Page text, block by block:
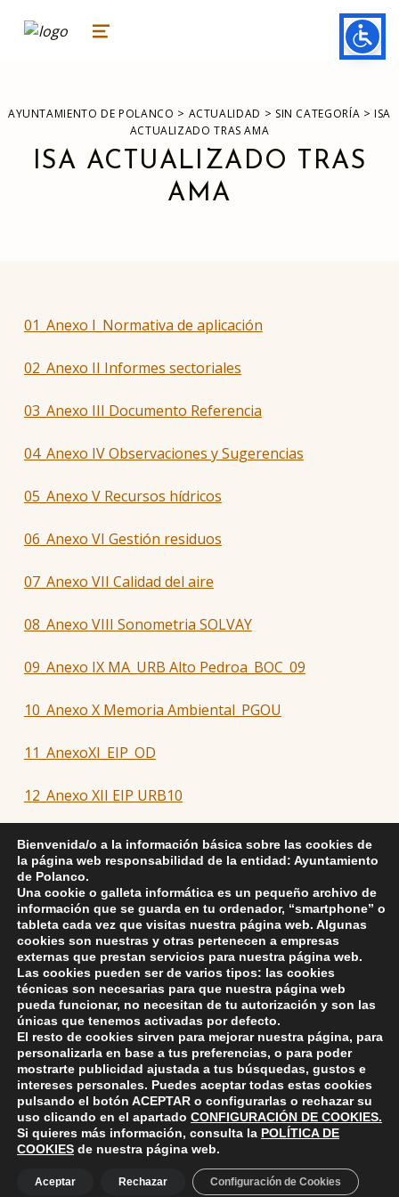
ayuntamiento de polanco
AYUNTAMIENTO DE POLANCO MENU
AYUNTAMIENTO DE POLANCO > ACTUALIDAD > SIN CATEGORÍA >ISA
ACTUALIZADO TRAS AMA
ISA ACTUALIZADO TRAS
AMA
01_Anexo I_Normativa de aplicación
02_Anexo II Informes sectoriales
03_Anexo III Documento Referencia
04_Anexo IV Observaciones y Sugerencias
05_Anexo V Recursos hídricos
06_Anexo VI Gestión residuos
07_Anexo VII Calidad del aire
08_Anexo VIII Sonometria SOLVAY
09_Anexo IX MA_URB Alto Pedroa_BOC_09
10_Anexo X Memoria Ambiental_PGOU
11_AnexoXI_EIP_OD
12_Anexo XII EIP URB10
13_Anexo XIII Apendice MA PGOU
14_Anexo_XIV_Síntesis ISA
Skip back to main navigation
DEJA UNA RESPUESTA
Lo siento, debes estarconectadopara publicar un
comentario.
ayuntamiento de polanco
AYUNTAMIENTO DE POLANCO
Ayuntamiento de Polanco. La iglesia R-29 39313 Polanco
Bienvenida/o a la información básica sobre las cookies de
la página web responsabilidad de la entidad: Ayuntamiento
de Polanco.
Una cookie o galleta informática es un pequeño archivo de
información que se guarda en tu ordenador, “smartphone” o
tableta cada vez que visitas nuestra página web. Algunas
cookies son nuestras y otras pertenecen a empresas
externas que prestan servicios para nuestra página web.
Las cookies pueden ser de varios tipos: las cookies
técnicas son necesarias para que nuestra página web
pueda funcionar, no necesitan de tu autorización y son las
únicas que tenemos activadas por defecto.
El resto de cookies sirven para mejorar nuestra página, para
personalizarla en base a tus preferencias, o para poder
mostrarte publicidad ajustada a tus búsquedas, gustos e
intereses personales. Puedes aceptar todas estas cookies
pulsando el botón ACEPTAR o configurarlas o rechazar su
uso clicando en el apartado CONFIGURACIÓN DE COOKIES.
Si quieres más información, consulta la POLÍTICA DE
COOKIES de nuestra página web.
Aceptar Rechazar Configuración de Cookies